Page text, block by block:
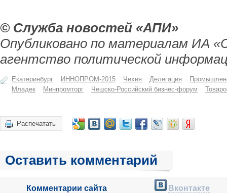
© Служба новостей «АПИ»
Опубликовано по материалам ИА
агентство политической
Екатеринбург ИННОПРОМ-2015 Чехия Делегация
Младек
Минпромторг Чешско-Российский бизнес-форум
Распечатать
Оставить комментарий
Комментарии сайта Вконтакте